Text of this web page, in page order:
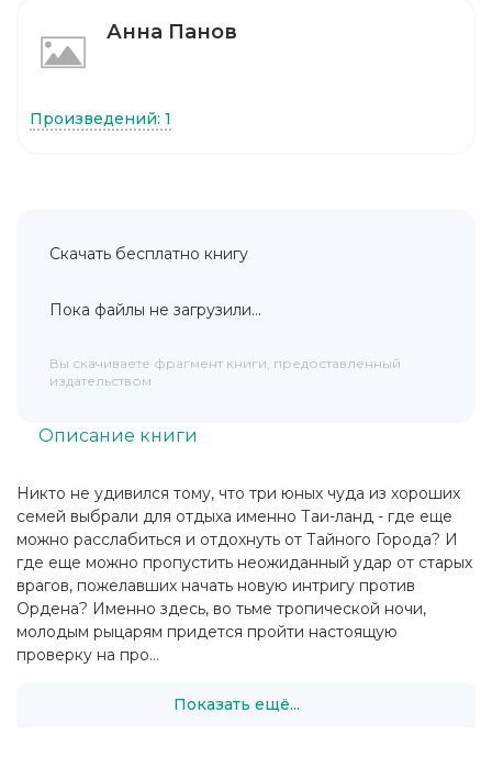
Никто не удивился тому, что три юных чуда из хороших
семей выбрали для отдыха именно Таи-ланд - где еще
можно расслабиться и отдохнуть от Тайного Города? И
где еще можно пропустить неожиданный удар от старых
врагов, пожелавших начать новую интригу против
Ордена? Именно здесь, во тьме тропической ночи,
молодым рыцарям придется пройти настоящую
проверку на про...
Показать ещё...
Описание книги
Анна Панов
Произведений: 1
Скачать бесплатно книгу
Пока файлы не загрузили...
Вы скачиваете фрагмент книги, предоставленный
издательством